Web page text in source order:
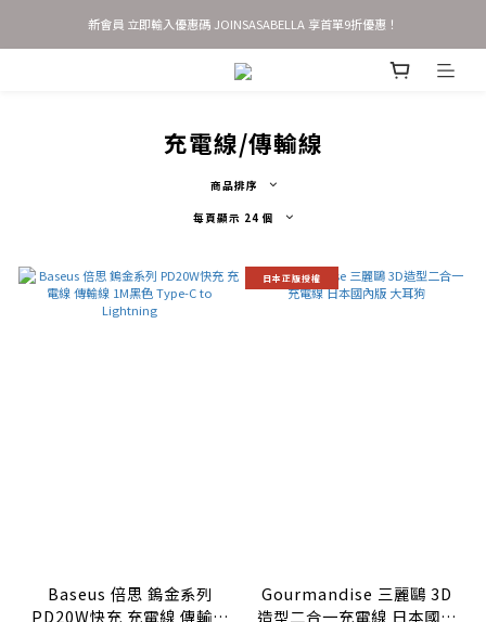
歡慶官網改版新上線✨新會員首單9折，加贈$50購物金
新會員 立即輸入優惠碼 JOINSASABELLA 享首單9折優惠！
AirTag 全系列 任選2件95折 3件9折
充電線/傳輸線
商品排序
每頁顯示 24 個
Baseus 倍思 鎢金系列
PD20W快充 充電線 傳輸線
日本正版授權
Gourmandise 三麗鷗 3D
造型二合一充電線 日本國內